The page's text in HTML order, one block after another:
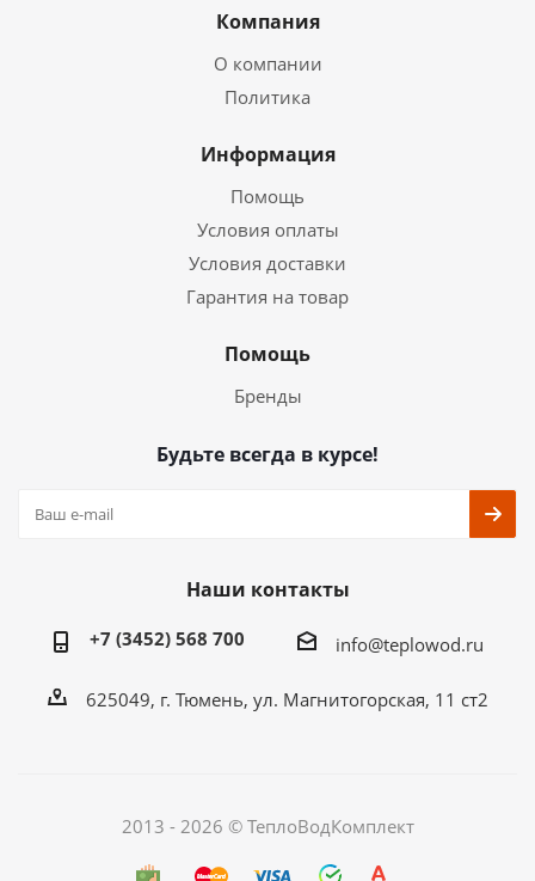
Компания
О компании
Политика
Информация
Помощь
Условия оплаты
Условия доставки
Гарантия на товар
Помощь
Бренды
Будьте всегда в курсе!
Наши контакты
+7 (3452) 568 700 info@teplowod.ru
​625049, г. Тюмень, ул. Магнитогорская, 11 ст2
2013 - 2026 © ТеплоВодКомплект